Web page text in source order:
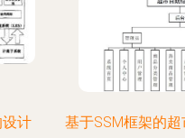
计
基于SSM框架的